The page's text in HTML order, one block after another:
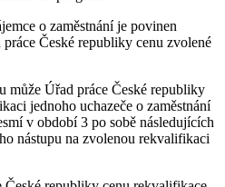
o zaměstnání je povinen
České republiky cenu zvolené
může Úřad práce České republiky
jednoho uchazeče o zaměstnání
v období 3 po sobě následujících
nástupu na zvolenou rekvalifikaci